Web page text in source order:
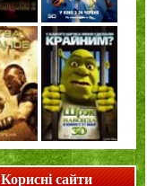
Корисні сайти